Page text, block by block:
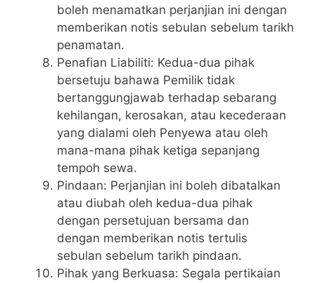
boleh menamatkan perjanjian ini dengan
memberikan notis sebulan sebelum tarikh
penamatan.
Penafian Liabiliti: Kedua-dua pihak
bersetuju bahawa Pemilik tidak
bertanggungjawab terhadap sebarang
kehilangan, kerosakan, atau kecederaan
yang dialami oleh Penyewa atau oleh
mana-mana pihak ketiga sepanjang
tempoh sewa.
Pindaan: Perjanjian ini boleh dibatalkan
atau diubah oleh kedua-dua pihak
dengan persetujuan bersama dan
dengan memberikan notis tertulis
sebulan sebelum tarikh pindaan.
Pihak yang Berkuasa: Segala pertikaian